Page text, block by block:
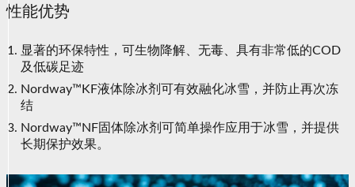
性能优势
显著的环保特性，可生物降解、无毒、具有非常低的COD
及低碳足迹
Nordway™KF液体除冰剂可有效融化冰雪，并防止再次冻
结
Nordway™NF固体除冰剂可简单操作应用于冰雪，并提供
长期保护效果。